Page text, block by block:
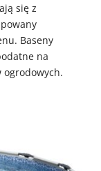
się z
Baseny
na
ogrodowych.